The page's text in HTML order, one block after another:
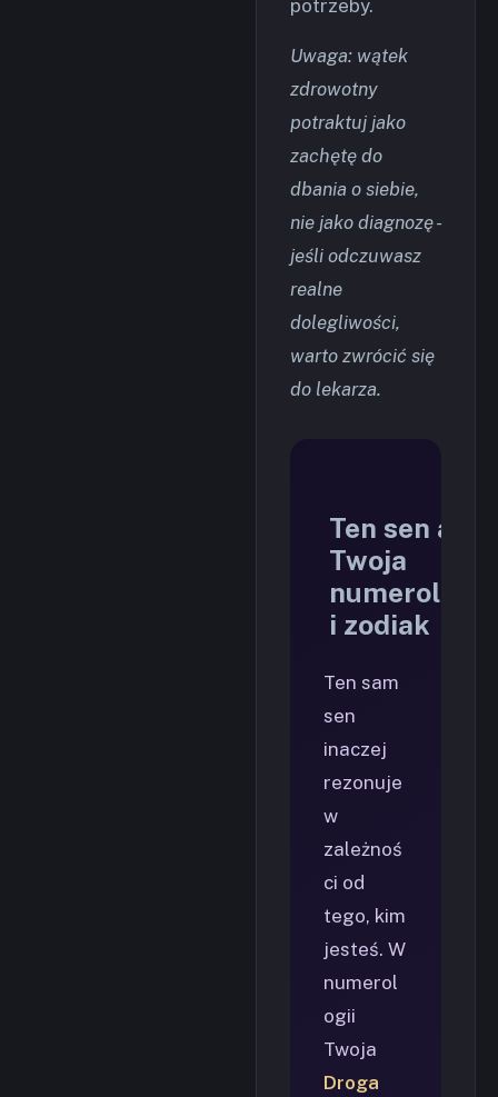
potrzeby.
Uwaga: wątek
zdrowotny
potraktuj jako
zachętę do
dbania o siebie,
nie jako diagnozę -
jeśli odczuwasz
realne
dolegliwości,
warto zwrócić się
do lekarza.
Ten sen a
Twoja
numerologia
i zodiak
Ten sam
sen
inaczej
rezonuje
w
zależnoś
ci od
tego, kim
jesteś. W
numerol
ogii
Twoja
Droga